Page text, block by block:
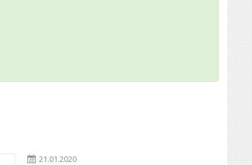
21.01.2020